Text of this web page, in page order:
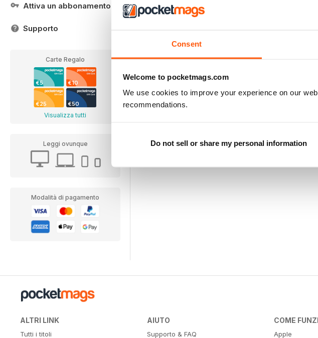
Consent
Welcome to pocketmags.com
We use cookies to improve your experience on our
recommendations.
Do not sell or share my personal information
Attiva un abbonamento
Supporto
Carte Regalo
€5 €10
€25 €50
Visualizza tutti
Leggi ovunque
Modalità di pagamento
ALTRI LINK
Tutti i titoli
AIUTO
Supporto & FAQ
COME
Apple